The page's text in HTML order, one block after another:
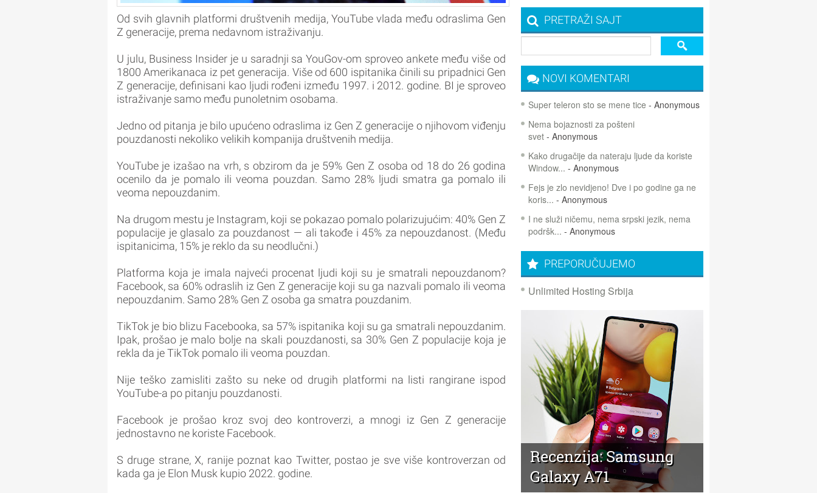
Od svih glavnih platformi društvenih medija, YouTube vlada među odraslima Gen
Z generacije, prema nedavnom istraživanju.
U julu, Business Insider je u saradnji sa YouGov-om sproveo ankete među više od
1800 Amerikanaca iz pet generacija. Više od 600 ispitanika činili su pripadnici Gen
Z generacije, definisani kao ljudi rođeni između 1997. i 2012. godine. BI je sproveo
istraživanje samo među punoletnim osobama.
Jedno od pitanja je bilo upućeno odraslima iz Gen Z generacije o njihovom viđenju
pouzdanosti nekoliko velikih kompanija društvenih medija.
YouTube je izašao na vrh, s obzirom da je 59% Gen Z osoba od 18 do 26 godina
ocenilo da je pomalo ili veoma pouzdan. Samo 28% ljudi smatra ga pomalo ili
veoma nepouzdanim.
Na drugom mestu je Instagram, koji se pokazao pomalo polarizujućim: 40% Gen Z
populacije je glasalo za pouzdanost — ali takođe i 45% za nepouzdanost. (Među
ispitanicima, 15% je reklo da su neodlučni.)
Platforma koja je imala najveći procenat ljudi koji su je smatrali nepouzdanom?
Facebook, sa 60% odraslih iz Gen Z generacije koji su ga nazvali pomalo ili veoma
nepouzdanim. Samo 28% Gen Z osoba ga smatra pouzdanim.
TikTok je bio blizu Facebooka, sa 57% ispitanika koji su ga smatrali nepouzdanim.
Ipak, prošao je malo bolje na skali pouzdanosti, sa 30% Gen Z populacije koja je
rekla da je TikTok pomalo ili veoma pouzdan.
Nije teško zamisliti zašto su neke od drugih platformi na listi rangirane ispod
YouTube-a po pitanju pouzdanosti.
Facebook je prošao kroz svoj deo kontroverzi, a mnogi iz Gen Z generacije
jednostavno ne koriste Facebook.
S druge strane, X, ranije poznat kao Twitter, postao je sve više kontroverzan od
kada ga je Elon Musk kupio 2022. godine.
PRETRAŽI SAJT
NOVI KOMENTARI
Super teleron sto se mene tice - Anonymous
Nema bojaznosti za pošteni
svet - Anonymous
Kako drugačije da nateraju ljude da koriste
Window... - Anonymous
Fejs je zlo nevidjeno! Dve i po godine ga ne
koris... - Anonymous
I ne služi ničemu, nema srpski jezik, nema
podršk... - Anonymous
PREPORUČUJEMO
Unlimited Hosting Srbija
Recenzija: Samsung
Galaxy A71